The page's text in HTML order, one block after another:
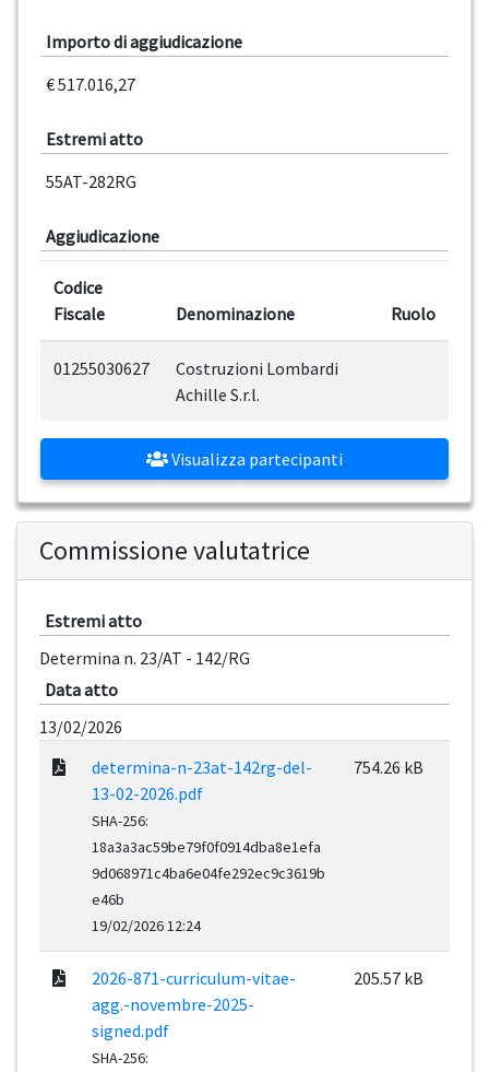
Importo di aggiudicazione
€ 517.016,27
Estremi atto
55AT-282RG
Aggiudicazione
Codice
Fiscale
Denominazione Ruolo
01255030627
Costruzioni Lombardi
Achille S.r.l.
Visualizza partecipanti
Commissione valutatrice
Estremi atto
Determina n. 23/AT - 142/RG
Data atto
13/02/2026
determina-n-23at-142rg-del-
13-02-2026.pdf
SHA-256:
18a3a3ac59be79f0f0914dba8e1efa
9d068971c4ba6e04fe292ec9c3619b
e46b
19/02/2026 12:24
754.26 kB
2026-871-curriculum-vitae-
agg.-novembre-2025-
signed.pdf
SHA-256:
205.57 kB